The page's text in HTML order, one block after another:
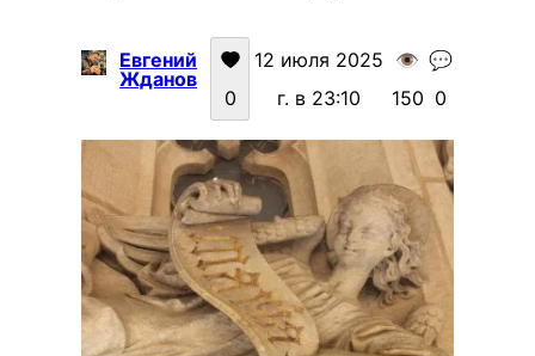
Евгений
Жданов
0
12 июля 2025
г. в 23:10
👁️
150
💬
0